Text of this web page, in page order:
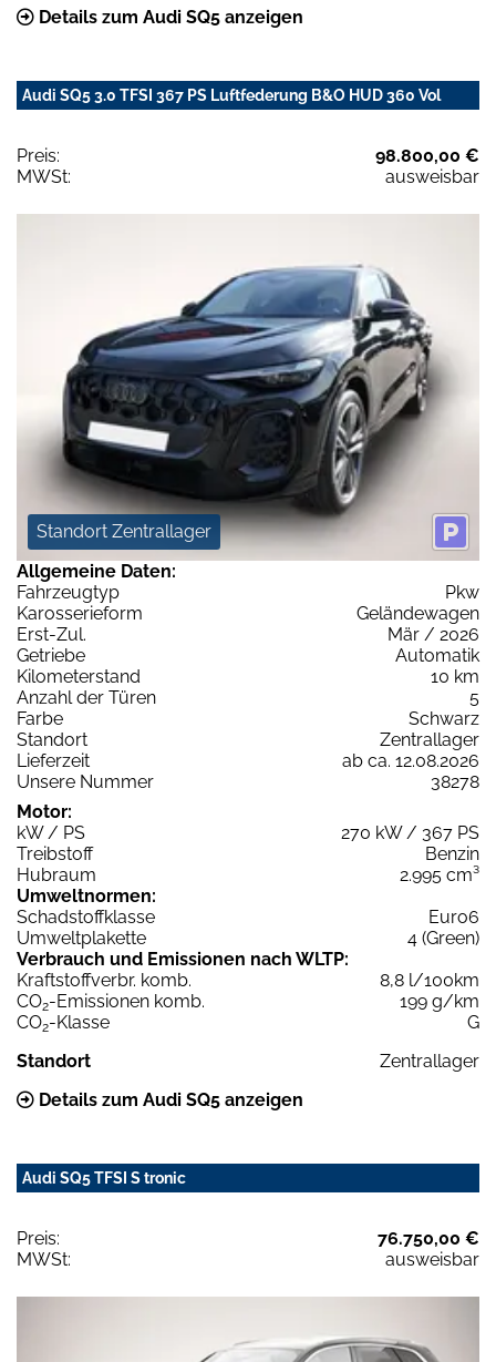
Details zum Audi SQ5 anzeigen
Audi SQ5 3.0 TFSI 367 PS Luftfederung B&O HUD 360 Vol
Preis:
98.800,00 €
MWSt:
ausweisbar
Standort Zentrallager
Allgemeine Daten:
Fahrzeugtyp
Pkw
Karosserieform
Geländewagen
Erst-Zul.
Mär / 2026
Getriebe
Automatik
Kilometerstand
10 km
Anzahl der Türen
5
Farbe
Schwarz
Standort
Zentrallager
Lieferzeit
ab ca. 12.08.2026
Unsere Nummer
38278
Motor:
kW / PS
270 kW / 367 PS
Treibstoff
Benzin
Hubraum
2.995 cm³
Umweltnormen:
Schadstoffklasse
Euro6
Umweltplakette
4 (Green)
Verbrauch und Emissionen nach WLTP:
Kraftstoffverbr. komb.
8,8 l/100km
CO2-Emissionen komb.
199 g/km
CO2-Klasse
G
Standort
Zentrallager
Details zum Audi SQ5 anzeigen
Audi SQ5 TFSI S tronic
Preis:
76.750,00 €
MWSt:
ausweisbar